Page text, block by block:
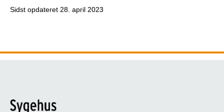
Sidst opdateret 28. april 2023